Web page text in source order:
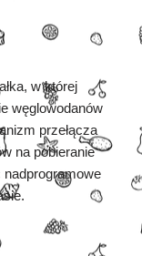
w której
węglowodanów
przełącza
na pobieranie